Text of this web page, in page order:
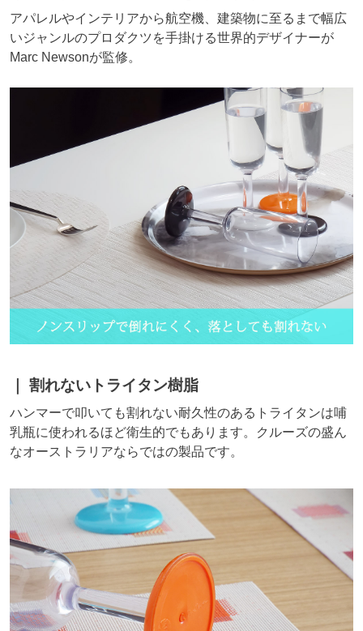
アパレルやインテリアから航空機、建築物に至るまで幅広
いジャンルのプロダクツを手掛ける世界的デザイナーが
Marc Newsonが監修。
割れないトライタン樹脂
ハンマーで叩いても割れない耐久性のあるトライタンは哺
乳瓶に使われるほど衛生的でもあります。クルーズの盛ん
なオーストラリアならではの製品です。